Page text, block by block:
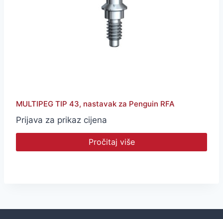
MULTIPEG TIP 43, nastavak za Penguin RFA
Prijava za prikaz cijena
Pročitaj više